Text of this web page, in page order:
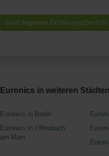
Jetzt eigenen Erfahrungsbericht
Euronics in weiteren Städten
Euronics in Berlin
Euronics in Offenbach
am Main